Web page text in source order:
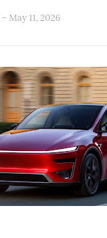
- May 11, 2026